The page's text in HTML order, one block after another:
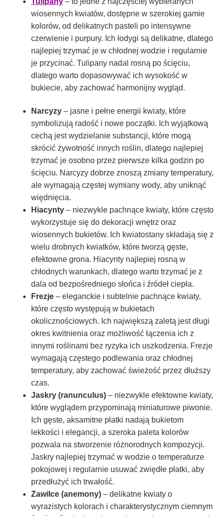
wiosennych kwiatów, dostępne w szerokiej gamie
kolorów, od delikatnych pasteli po intensywne
czerwienie i purpury. Ich łodygi są delikatne, dlatego
najlepiej trzymać je w chłodnej wodzie i regularnie
je przycinać. Tulipany nadal rosną po ścięciu,
dlatego warto dopasowywać ich wysokość w
bukiecie, aby zachować harmonijny wygląd.
Narcyzy – jasne i pełne energii kwiaty, które
symbolizują radość i nowe początki. Ich wyjątkową
cechą jest wydzielanie substancji, które mogą
skrócić żywotność innych roślin, dlatego najlepiej
trzymać je osobno przez pierwsze kilka godzin po
ścięciu. Narcyzy dobrze znoszą zmiany temperatury,
ale wymagają częstej wymiany wody, aby uniknąć
więdnięcia.
Hiacynty – niezwykle pachnące kwiaty, które często
wykorzystuje się do dekoracji wnętrz oraz
wiosennych bukietów. Ich kwiatostany składają się z
wielu drobnych kwiatków, które tworzą gęste,
efektowne grona. Hiacynty najlepiej rosną w
chłodnych warunkach, dlatego warto trzymać je z
dala od bezpośredniego słońca i źródeł ciepła.
Frezje – eleganckie i subtelnie pachnące kwiaty,
które często występują w bukietach
okolicznościowych. Ich największą zaletą jest długi
okres kwitnienia oraz możliwość łączenia ich z
innymi roślinami bez ryzyka ich uszkodzenia. Frezje
wymagają częstego podlewania oraz chłodnej
temperatury, aby zachować świeżość przez dłuższy
czas.
Jaskry (ranunculus) – niezwykle efektowne kwiaty,
które wyglądem przypominają miniaturowe piwonie.
Ich gęste, aksamitne płatki nadają bukietom
lekkości i elegancji, a szeroka paleta kolorów
pozwala na stworzenie różnorodnych kompozycji.
Jaskry najlepiej trzymać w wodzie o temperaturze
pokojowej i regularnie usuwać zwiędłe płatki, aby
przedłużyć ich trwałość.
Zawilce (anemony) – delikatne kwiaty o
wyrazistych kolorach i charakterystycznym ciemnym